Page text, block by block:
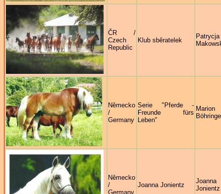
ČR /
Czech
Republic
Klub sběratelek
Patrycja
Německo
/
Germany
Serie "Pferde -
Freunde fürs
Leben"
Marion
Německo
/
Germany
Joanna Jonientz
Joanna
Jonientz